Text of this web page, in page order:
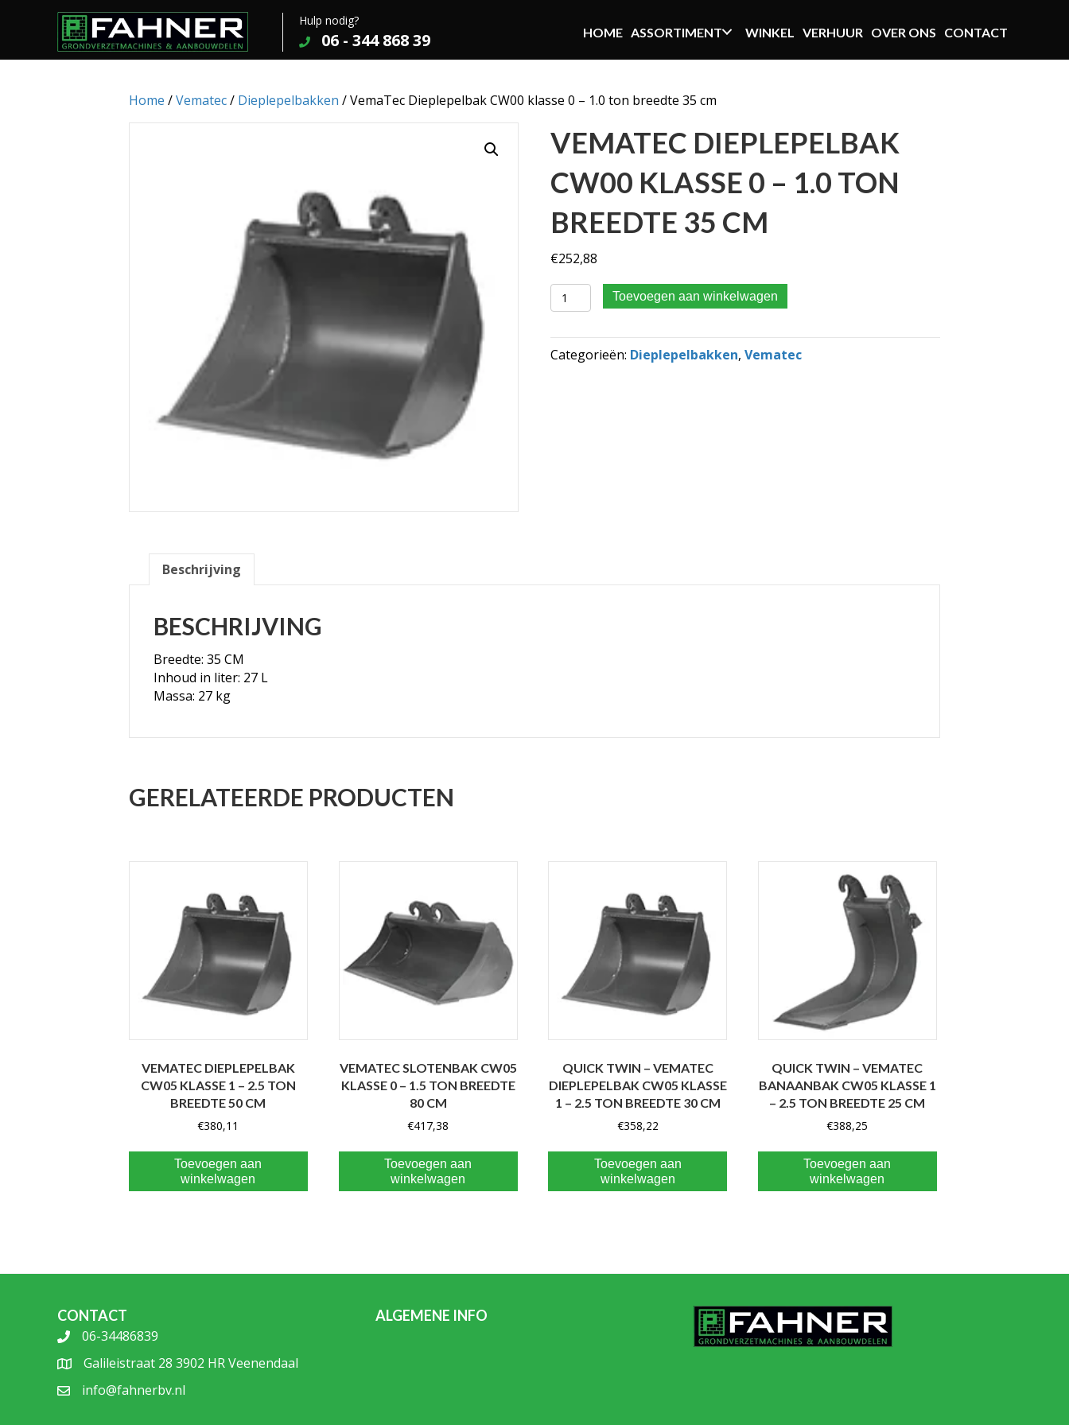
Hulp nodig?
06 - 344 868 39 HOME ASSORTIMENT WINKEL VERHUUR OVER ONS CONTACT
Home /Vematec/ Dieplepelbakken / VemaTec Dieplepelbak CW00 klasse 0 – 1.0 ton breedte 35 cm
VEMATEC DIEPLEPELBAK
CW00 KLASSE 0 – 1.0 TON
BREEDTE 35 CM
€252,88
VemaTec Dieplepelbak CW00 klasse 0 – 1.0 ton breedte 35 cm aantal
Toevoegen aan winkelwagen
Categorieën: Dieplepelbakken,Vematec
Beschrijving
BESCHRIJVING
Breedte: 35 CM
Inhoud in liter: 27 L
Massa: 27 kg
GERELATEERDE PRODUCTEN
VEMATEC DIEPLEPELBAK
CW05 KLASSE 1 – 2.5 TON
BREEDTE 50 CM
€380,11
Toevoegen aan
winkelwagen
VEMATEC SLOTENBAK CW05
KLASSE 0 – 1.5 TON BREEDTE
80 CM
€417,38
Toevoegen aan
winkelwagen
QUICK TWIN – VEMATEC
DIEPLEPELBAK CW05 KLASSE
1 – 2.5 TON BREEDTE 30 CM
€358,22
Toevoegen aan
winkelwagen
QUICK TWIN – VEMATEC
BANAANBAK CW05 KLASSE 1
– 2.5 TON BREEDTE 25 CM
€388,25
Toevoegen aan
winkelwagen
CONTACT
06-34486839
Galileistraat 28 3902 HR Veenendaal
info@fahnerbv.nl
ALGEMENE INFO